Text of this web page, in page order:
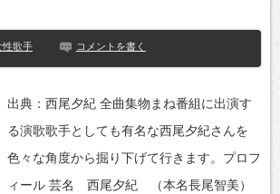
性歌手 コメントを書く
出典：西尾夕紀 全曲集物まね番組に出演す
る演歌歌手としても有名な西尾夕紀さんを
色々な角度から掘り下げて行きます。プロフ
ィール 芸名 西尾夕紀 （本名長尾智美）